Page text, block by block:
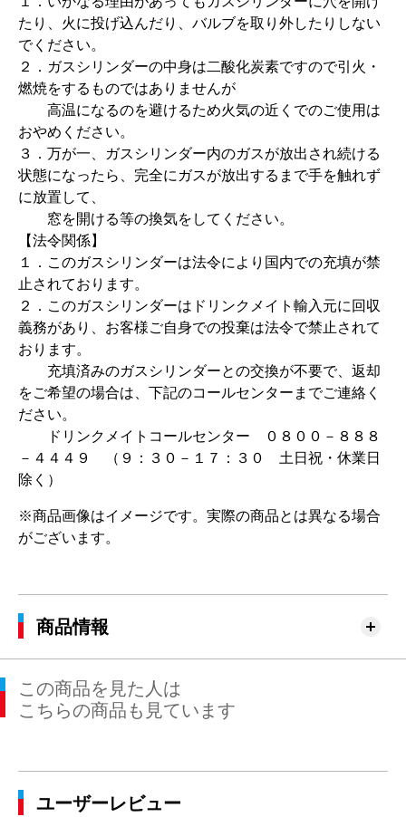
たり、火に投げ込んだり、バルブを取り外したりしない
でください。
２．ガスシリンダーの中身は二酸化炭素ですので引火・
燃焼をするものではありませんが
高温になるのを避けるため火気の近くでのご使用は
おやめください。
３．万が一、ガスシリンダー内のガスが放出され続ける
状態になったら、完全にガスが放出するまで手を触れず
に放置して、
窓を開ける等の換気をしてください。
【法令関係】
１．このガスシリンダーは法令により国内での充填が禁
止されております。
２．このガスシリンダーはドリンクメイト輸入元に回収
義務があり、お客様ご自身での投棄は法令で禁止されて
おります。
充填済みのガスシリンダーとの交換が不要で、返却
をご希望の場合は、下記のコールセンターまでご連絡く
ださい。
ドリンクメイトコールセンター ０８００－８８８
－４４４９ （９：３０－１７：３０ 土日祝・休業日
除く）
※商品画像はイメージです。実際の商品とは異なる場合
がございます。
商品情報
この商品を見た人は
こちらの商品も見ています
ユーザーレビュー